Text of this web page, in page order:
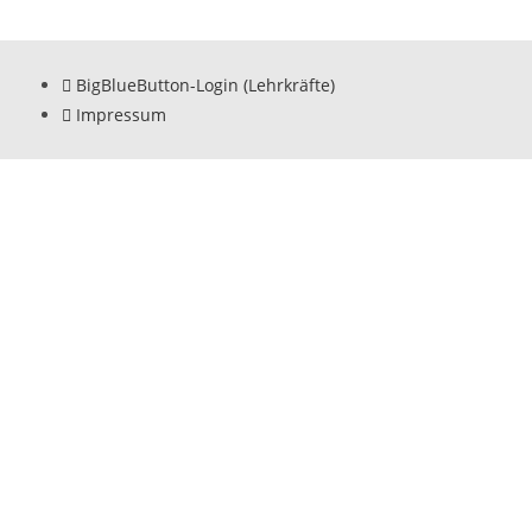
BigBlueButton-Login (Lehrkräfte)
Impressum